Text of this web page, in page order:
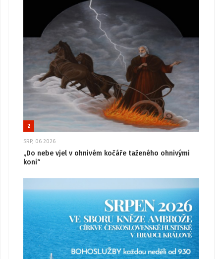
2
SRP, 06 2026
„Do nebe vjel v ohnivém kočáře taženého ohnivými
koni“